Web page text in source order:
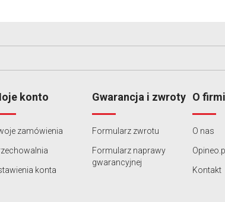
konto
zamówienia
konta
Gwarancja i zwroty
Formularz zwrotu
Formularz naprawy
gwarancyjnej
O
O nas
Opineo.pl
Kontakt